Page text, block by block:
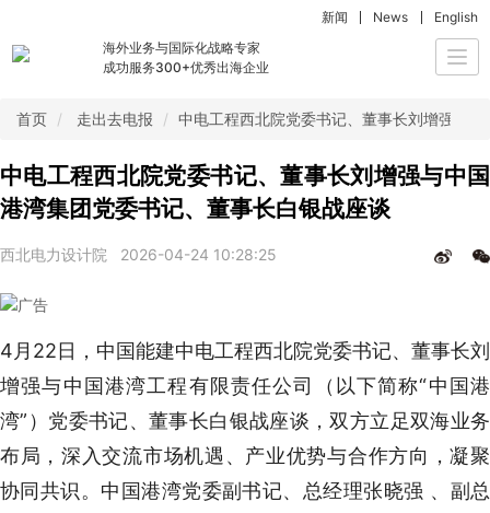
海外业务与国际化战略专家
成功服务300+优秀出海企业
新闻 News English
首页 走出去电报 中电工程西北院党委书记、董事长刘增强与
中电工程西北院党委书记、董事长刘增强与中国
港湾集团党委书记、董事长白银战座谈
西北电力设计院 2026-04-24 10:28:25
4月22日，中国能建中电工程西北院党委书记、董事长刘
增强与中国港湾工程有限责任公司（以下简称“中国港
湾”）党委书记、董事长白银战座谈，双方立足双海业务
布局，深入交流市场机遇、产业优势与合作方向，凝聚
协同共识。中国港湾党委副书记、总经理张晓强 、副总